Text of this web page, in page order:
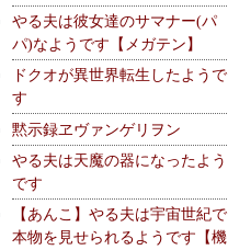
やる夫は彼女達のサマナー(パ
パ)なようです【メガテン】
ドクオが異世界転生したようで
す
黙示録ヱヴァンゲリヲン
やる夫は天魔の器になったよう
です
【あんこ】やる夫は宇宙世紀で
本物を見せられるようです【機